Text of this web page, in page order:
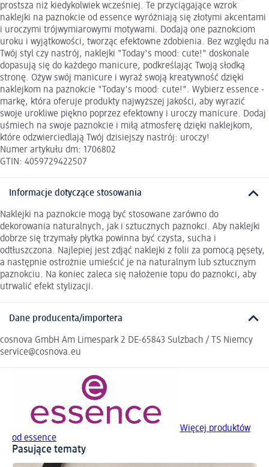
prostsza niż kiedykolwiek wcześniej. Te przyciągające wzrok
naklejki na paznokcie od essence wyróżniają się złotymi akcentami
i uroczymi trójwymiarowymi motywami. Dodają one paznokciom
uroku i wyjątkowości, tworząc efektowne zdobienia. Bez względu na
Twój styl czy nastrój, naklejki "Today's mood: cute!" doskonale
dopasują się do każdego manicure, podkreślając Twoją słodką
stronę. Ożyw swój manicure i wyraź swoją kreatywność dzięki
naklejkom na paznokcie "Today's mood: cute!". Wybierz essence -
markę, która oferuje produkty najwyższej jakości, aby wyrazić
swoje urokliwe piękno poprzez efektowny i uroczy manicure. Dodaj
uśmiech na swoje paznokcie i miłą atmosferę dzięki naklejkom,
które odzwierciedlają Twój dzisiejszy nastrój: uroczy!
Numer artykułu dm: 1706802
GTIN: 4059729422507
Informacje dotyczące stosowania
Naklejki na paznokcie mogą być stosowane zarówno do
dekorowania naturalnych, jak i sztucznych paznokci. Aby naklejki
dobrze się trzymały płytka powinna być czysta, sucha i
odtłuszczona. Najlepiej jest zdjąć naklejki z folii za pomocą pęsety,
a następnie ostrożnie umieścić je na naturalnym lub sztucznym
paznokciu. Na koniec zaleca się nałożenie topu do paznokci, aby
utrwalić efekt stylizacji.
Dane producenta/importera
cosnova GmbH Am Limespark 2 DE-65843 Sulzbach / TS Niemcy
service@cosnova.eu
Więcej produktów
od essence
Pasujące tematy